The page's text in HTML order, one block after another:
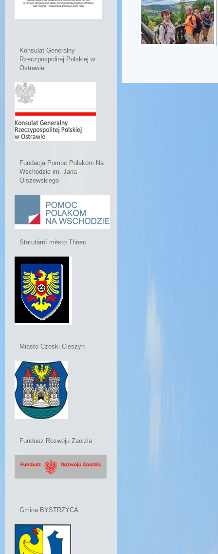
Konsulat Generalny
Rzeczpospolitej Polskiej w
Ostrawie
Fundacja Pomoc Polakom Na
Wschodzie im. Jana
Olszewskiego
Statutární město Třinec
Miasto Czeski Cieszyn
Fundusz Rozwoju Zaolzia
Gmina BYSTRZYCA